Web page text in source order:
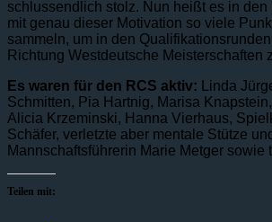
schlussendlich stolz. Nun heißt es in
mit genau dieser Motivation so viele
sammeln, um in den
Richtung Westdeutsche Meisterschaften
Es waren für den RCS aktiv: Linda
Schmitten, Pia Hartnig, Marisa
Alicia Krzeminski, Hanna Vierhaus,
Schäfer, verletzte aber mentale Stütze und
Mannschaftsführerin Marie Metger sowie
Teilen mit: